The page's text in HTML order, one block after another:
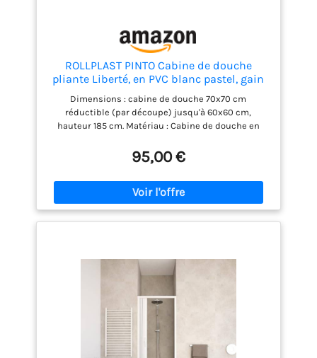
ROLLPLAST PINTO Cabine de douche
pliante Liberté, en PVC blanc pastel, gain
place, fabriquée Italie, mobilier salle bain,
70 x cm
Dimensions : cabine de douche 70x70 cm
réductible (par découpe) jusqu'à 60x60 cm,
hauteur 185 cm. Matériau : Cabine de douche en
matériau recyclable, durable et robuste) ; large
ouverture accordéon pour un accès facile à la
douche, profilé blanc. Quincaillerie en acier
inoxydable et kit d'installation inclus dans
l'emballage Produit fabriqué en Italie - Instructions
de montage en italien Produit en kit à monter soi-
95,00 €